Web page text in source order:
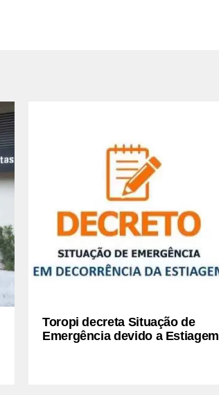
Toropi decreta Situação de
Emergência devido a Estiagem